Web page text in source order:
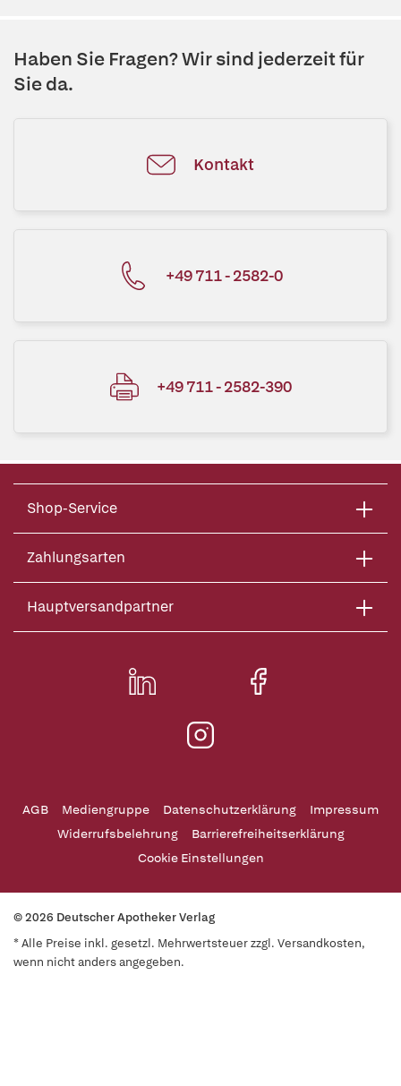
Haben Sie Fragen? Wir sind jederzeit für
Sie da.
Kontakt
+49 711 - 2582-0
+49 711 - 2582-390
Shop-Service
Zahlungsarten
Hauptversandpartner
AGB Mediengruppe Datenschutzerklärung
Impressum
Widerrufsbelehrung
Barrierefreiheitserklärung
Cookie Einstellungen
© 2026 Deutscher Apotheker Verlag
* Alle Preise inkl. gesetzl. Mehrwertsteuer zzgl. Versandkosten,
wenn nicht anders angegeben.